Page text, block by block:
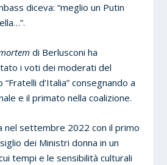
diceva: “meglio un Putin
di Berlusconi ha
i voti dei moderati del
d’Italia” consegnando a
e il primato nella coalizione.
nel settembre 2022 con il primo
dei Ministri donna in un
tempi e le sensibilità culturali